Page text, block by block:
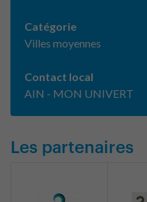
Catégorie
Villes moyennes
Contact local
AIN - MON UNIVERT
Les partenaires